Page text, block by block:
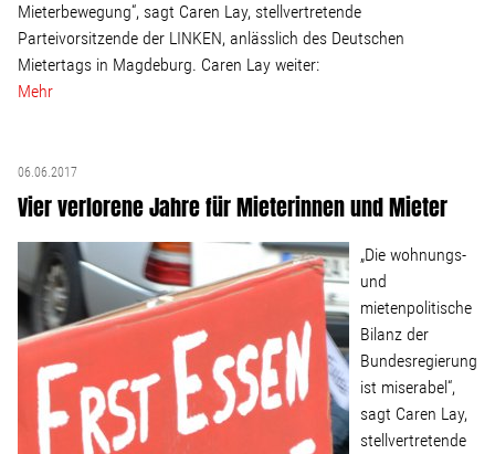
Wahlkreis
Presse
Pressebilder
Service
Termine
Mieterbewegung“, sagt Caren Lay, stellvertretende
Parteivorsitzende der LINKEN, anlässlich des Deutschen
Mietertags in Magdeburg. Caren Lay weiter:
Mehr
06.06.2017
Vier verlorene Jahre für Mieterinnen und Mieter
„Die wohnungs-
und
mietenpolitische
Bilanz der
Bundesregierung
ist miserabel“,
sagt Caren Lay,
stellvertretende